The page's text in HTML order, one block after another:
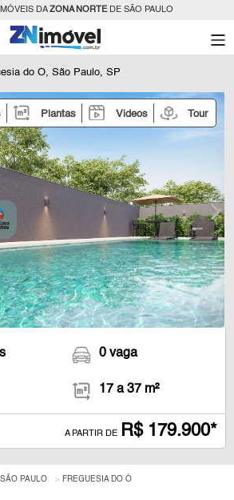
DAZONA NORTEDE SÃO PAULO
do Ó, São Paulo, SP
Plantas Videos Tour
0 vaga
17 a 37 m²
A PARTIR DE R$ 179.900*
SÃO PAULO
FREGUESIA DO Ó